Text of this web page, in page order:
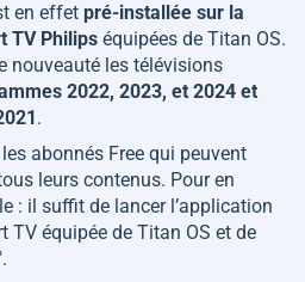
en effet pré-installée sur la
TV Philips équipées de Titan OS.
nouveauté les télévisions
2022, 2023, et 2024 et
.
abonnés Free qui peuvent
leurs contenus. Pour en
: il suffit de lancer l’application
TV équipée de Titan OS et de